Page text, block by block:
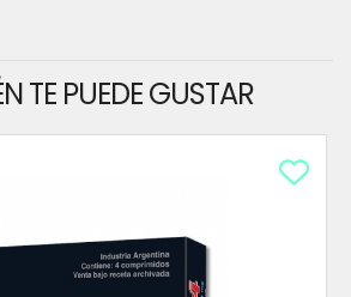
TE PUEDE GUSTAR